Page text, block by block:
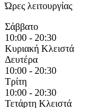
Ώρες λειτουργίας
Σάββατο
10:00 - 20:30
Κυριακή Κλειστά
Δευτέρα
10:00 - 20:30
Τρίτη
10:00 - 20:30
Τετάρτη Κλειστά